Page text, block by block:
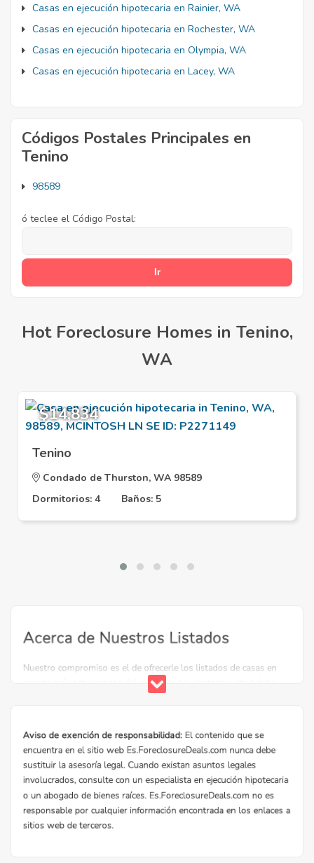
Casas en ejecución hipotecaria en Rainier, WA
Casas en ejecución hipotecaria en Rochester, WA
Casas en ejecución hipotecaria en Olympia, WA
Casas en ejecución hipotecaria en Lacey, WA
Códigos Postales Principales en
Tenino
98589
ó teclee el Código Postal:
Hot Foreclosure Homes in Tenino,
WA
$14,834
Tenino
Condado de Thurston, WA 98589
Dormitorios: 4
Baños: 5